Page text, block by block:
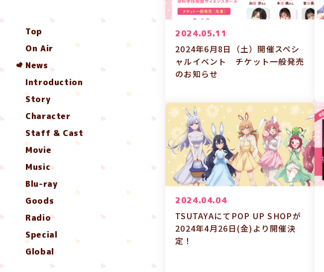
Top
On Air
News
Introduction
Story
Character
Staff & Cast
Movie
Music
Blu-ray
Goods
Radio
Special
Global
2024.05.11
2024年6月8日（土）開催スペシ
ャルイベント チケット一般発売
のお知らせ
2024.04.04
TSUTAYAにてPOP UP SHOPが
2024年4月26日(金)より開催決
定！